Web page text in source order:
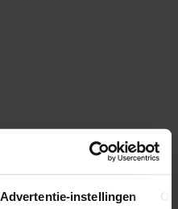
Advertentie-instellingen